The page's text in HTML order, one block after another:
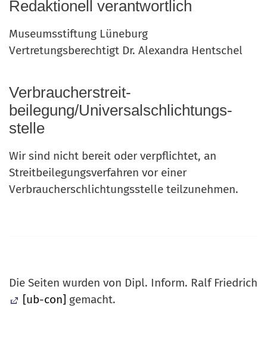
Redaktionell verantwortlich
Museumsstiftung Lüneburg
Vertretungsberechtigt Dr. Alexandra Hentschel
Verbraucher­streit­
beilegung/Universal­schlichtungs­
stelle
Wir sind nicht bereit oder verpflichtet, an
Streitbeilegungsverfahren vor einer
Verbraucherschlichtungsstelle teilzunehmen.
Die Seiten wurden von Dipl. Inform. Ralf Friedrich
[ub-con] gemacht.